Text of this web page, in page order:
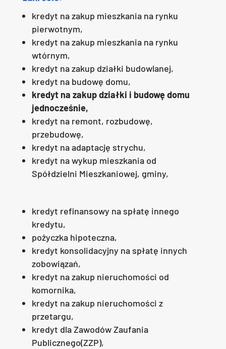
kredyt na zakup mieszkania na rynku
pierwotnym,
kredyt na zakup mieszkania na rynku
wtórnym,
kredyt na zakup działki budowlanej,
kredyt na budowę domu,
kredyt na zakup działki i budowę domu
jednocześnie,
kredyt na remont, rozbudowę,
przebudowę,
kredyt na adaptację strychu,
kredyt na wykup mieszkania od
Spółdzielni Mieszkaniowej, gminy,
kredyt refinansowy na spłatę innego
kredytu,
pożyczka hipoteczna,
kredyt konsolidacyjny na spłatę innych
zobowiązań,
kredyt na zakup nieruchomości od
komornika,
kredyt na zakup nieruchomości z
przetargu,
kredyt dla Zawodów Zaufania
Publicznego(ZZP),